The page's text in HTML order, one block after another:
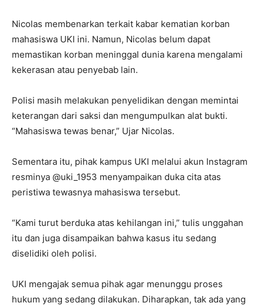
Nicolas membenarkan terkait​​​​​​ kabar kematian korban
mahasiswa UKI ini. Namun, Nicolas belum dapat
memastikan korban meninggal dunia karena mengalami
kekerasan atau penyebab lain.
Polisi masih melakukan penyelidikan dengan memintai
keterangan dari saksi dan mengumpulkan alat bukti.
“Mahasiswa tewas benar,” Ujar Nicolas.
Sementara itu, pihak kampus UKI melalui akun Instagram
resminya @uki_1953 menyampaikan duka cita atas
peristiwa tewasnya mahasiswa tersebut.
“Kami turut berduka atas kehilangan ini,” tulis unggahan
itu dan juga disampaikan bahwa kasus itu sedang
diselidiki oleh polisi.
UKI mengajak semua pihak agar menunggu proses
hukum yang sedang dilakukan. Diharapkan, tak ada yang